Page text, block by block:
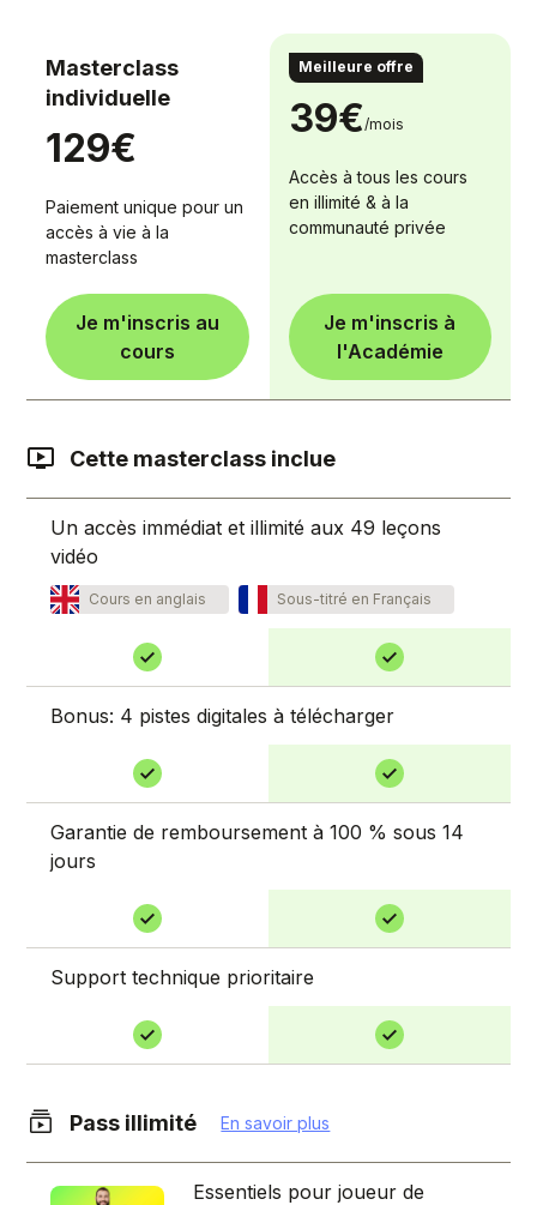
Masterclass
individuelle
129€
Paiement unique pour un
accès à vie à la
masterclass
Je m'inscris au
cours
Pass illimité
39€ /mois
Accès à tous les cours
en illimité & à la
communauté privée
Je m'inscris à
l'Académie
Meilleure offre
Cette masterclass inclue
Un accès immédiat et illimité aux 49 leçons
vidéo
Cours en anglais Sous-titré en Français
Bonus: 4 pistes digitales à télécharger
Garantie de remboursement à 100 % sous 14
jours
Support technique prioritaire
Pass illimité En savoir plus
Essentiels pour joueur de